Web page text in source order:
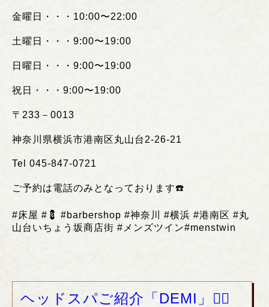
金曜日・・・ 10:00〜22:00
土曜日・・・ 9:00〜19:00
日曜日・・・ 9:00〜19:00
祝日・・・ 9:00〜19:00
〒 233 － 0013
神奈川県横浜市港南区丸山台 2-26-21
Tel 045-847-0721
ご予約は電話のみとなっております☎️
#床屋 #💈 #barbershop #神奈川 #横浜 #港南区 #丸
山台いちょう坂商店街 # メンズツイン#menstwin
ヘッドスパご紹介「DEMI」❤️‍🔥